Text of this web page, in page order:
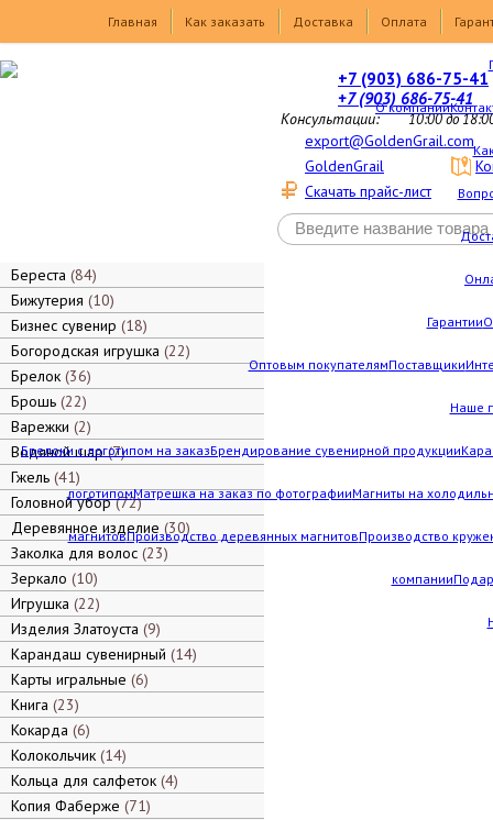
Главная
Как заказать Доставка Оплата
О компании
Гарантии
Оптовым покупателямПоставщики
Наше
Брелоки с логотипом на заказБрендирование сувенирной продукции
логотипомМатрешка на заказ по фотографииМагниты на
магнитовПроизводство деревянных магнитовПроизводство
компании
+7 (903) 686-75-41
+7 (903) 686-75-41
Консультации: 10:00 до
export@GoldenGrail.com
GoldenGrail
Скачать прайс-лист
Береста 84
Бижутерия 10
Бизнес сувенир 18
Богородская игрушка 22
Брелок 36
Брошь 22
Варежки 2
Водяной шар 7
Гжель 41
Головной убор 72
Деревянное изделие 30
Заколка для волос 23
Зеркало 10
Игрушка 22
Изделия Златоуста 9
Карандаш сувенирный 14
Карты игральные 6
Книга 23
Кокарда 6
Колокольчик 14
Кольца для салфеток 4
Копия Фаберже 71